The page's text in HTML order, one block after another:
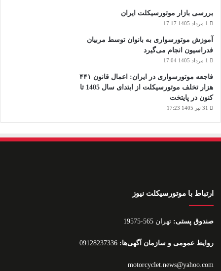
بررسی بازار موتورسیکلت ایران
1 مرداد 1405 17:17
آموزش موتورسواری به بانوان توسط مربیان
فدراسیون انجام می‌گیرد
1 مرداد 1405 17:04
فاجعه موتورسواری در ایران: اعمال قانون ۴۴۱
هزار تخلف موتورسیکلت از ابتدای سال 1405 تا
کنون در پایتخت
31 تیر 1405 17:23
ارتباط با موتورسیکلت نیوز
صندوق پستی: تهران 565-19575
روایط عمومی و سازمان آگهی‌ها:
motorcyclet.news@yahoo.com